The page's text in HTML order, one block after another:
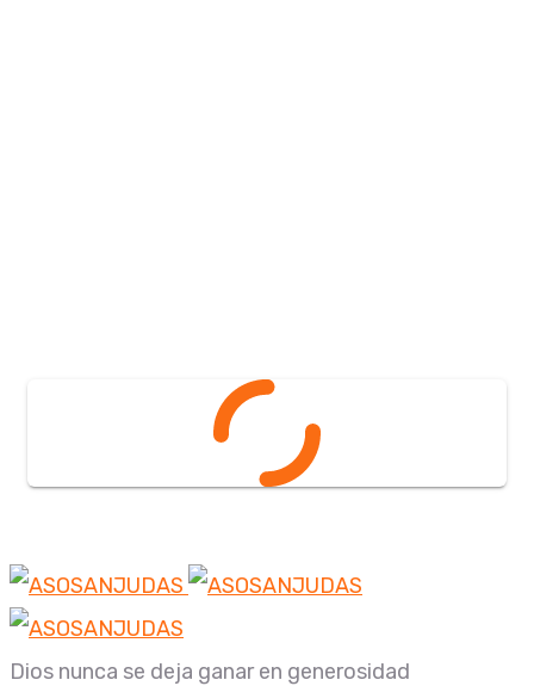
Dios nunca se deja ganar en generosidad